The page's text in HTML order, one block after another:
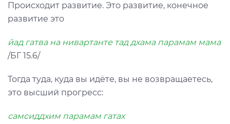
Происходит развитие. Это развитие, конечное
развитие это
йад гатва на нивартанте тад дхама парамам мама
/БГ 15.6/
Тогда туда, куда вы идёте, вы не возвращаетесь,
это высший прогресс:
самсиддхим парамам гатах